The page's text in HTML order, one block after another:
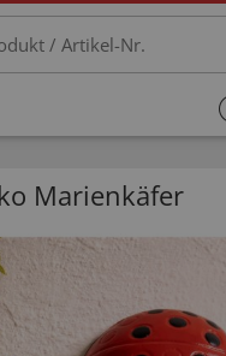
Marienkäfer